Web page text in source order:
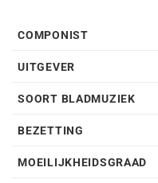
COMPONIST
UITGEVER
SOORT BLADMUZIEK
BEZETTING
MOEILIJKHEIDSGRAAD